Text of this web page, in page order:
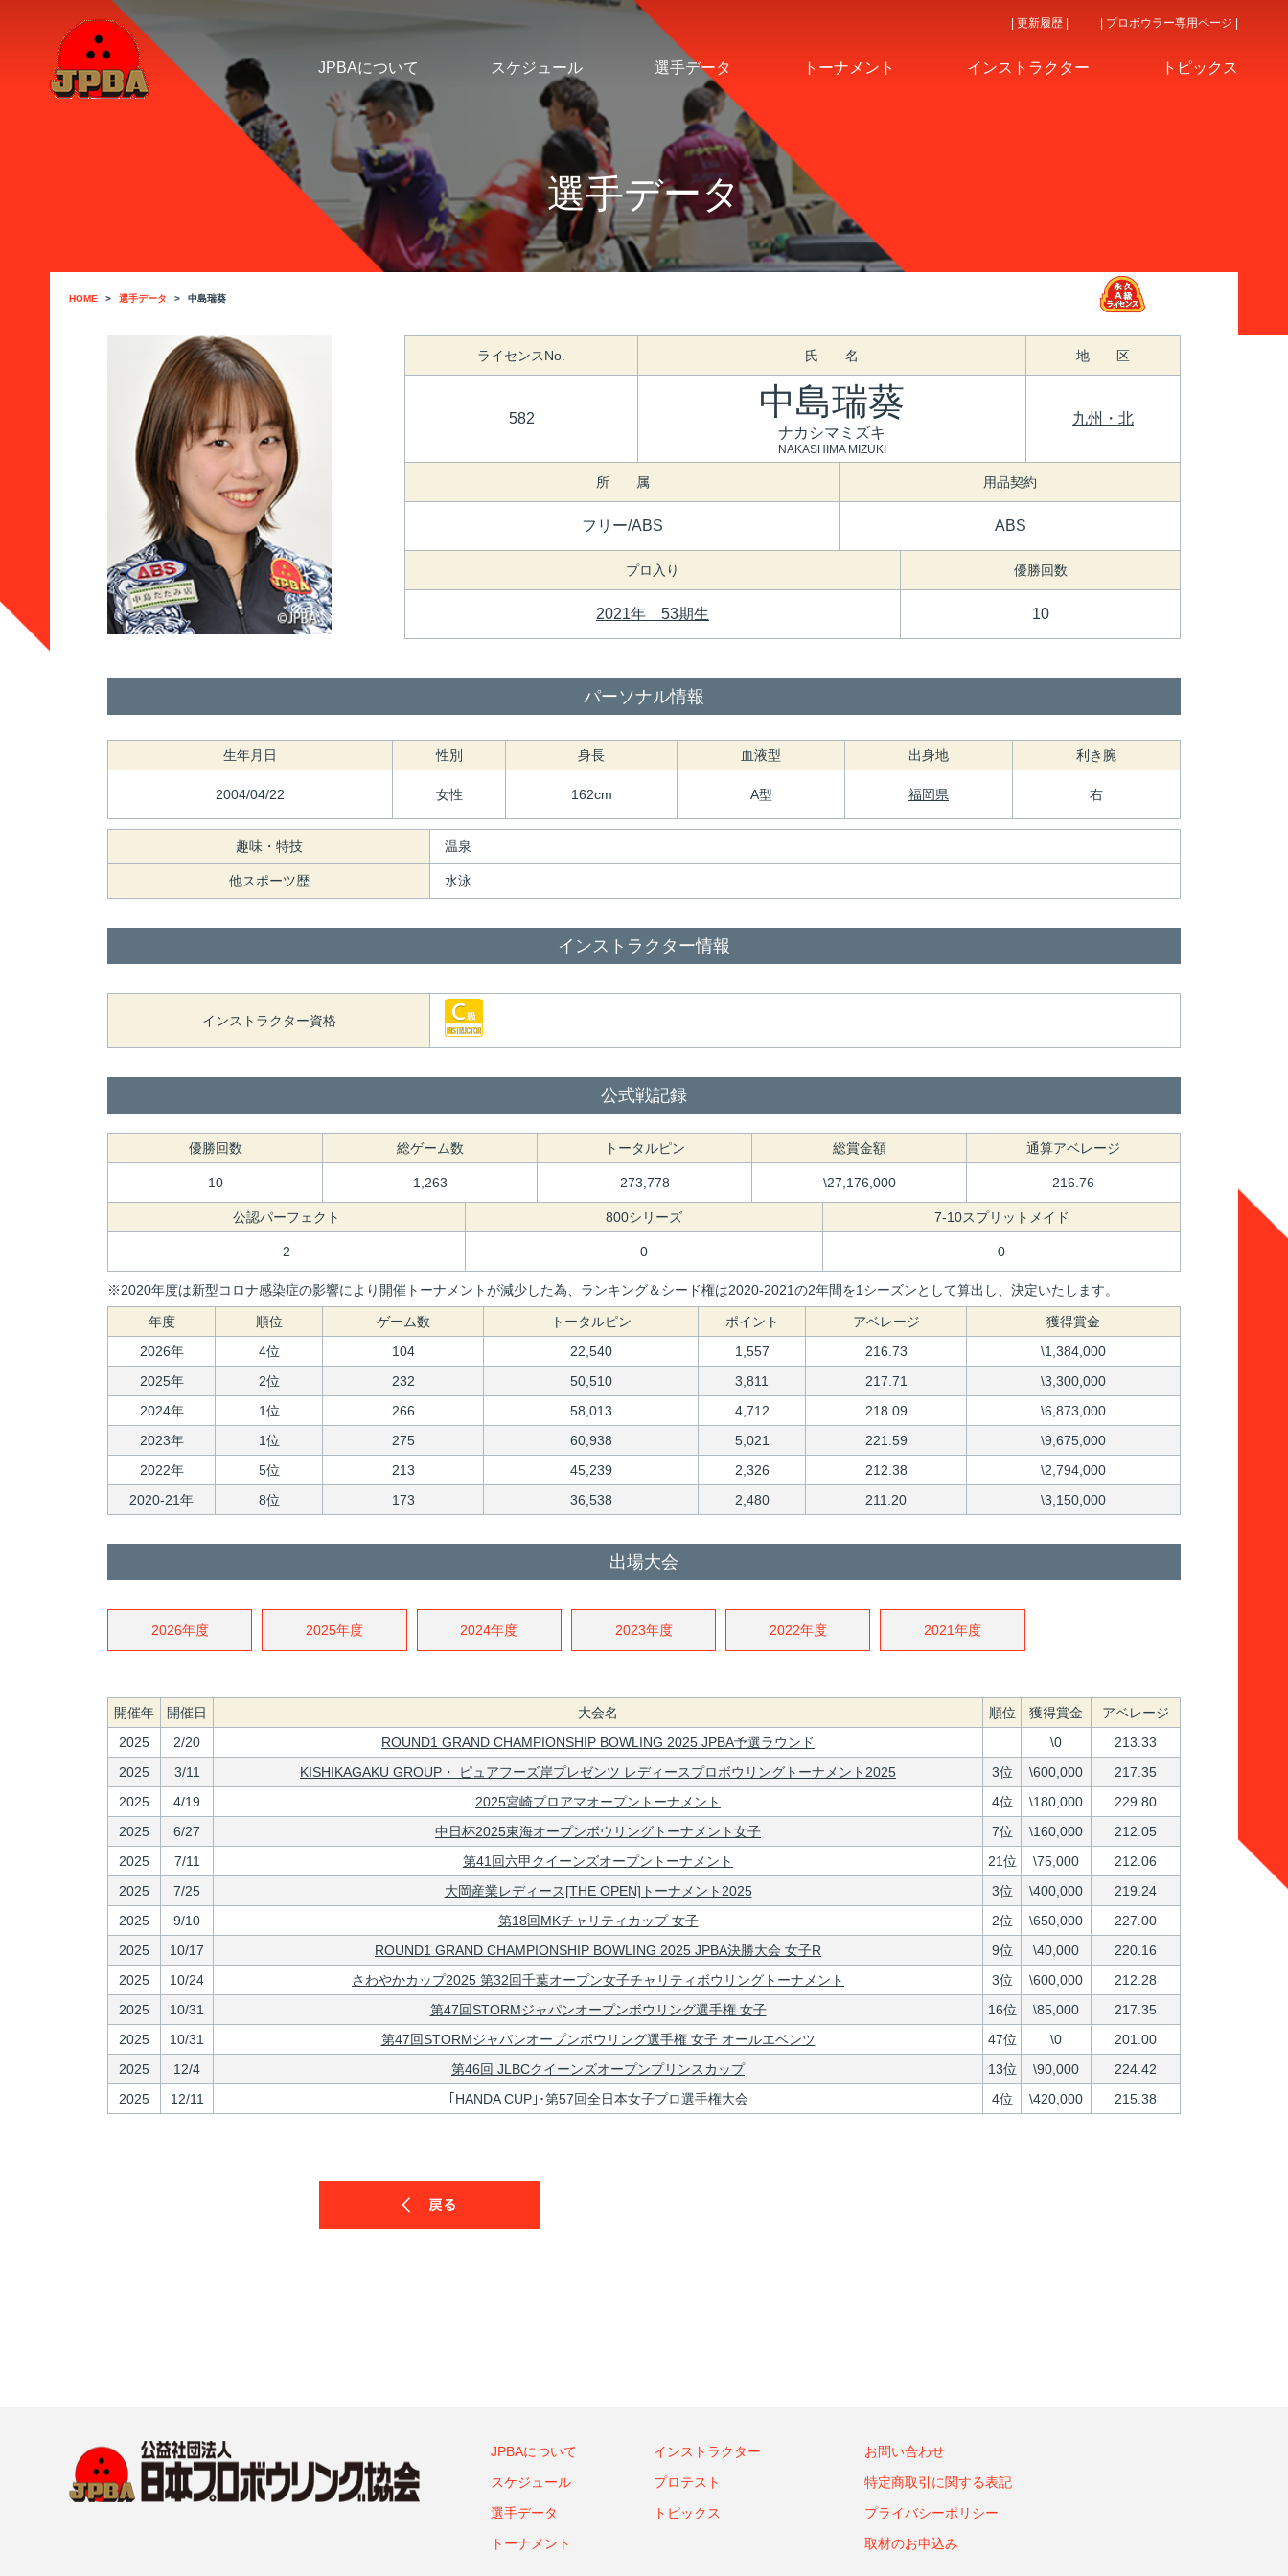
JPBAについて スケジュール 選手データ トーナメント インストラクター トピックス
| 更新履歴 | | プロボウラー専用ページ |
選手データ
HOME 選手データ 中島瑞葵
ライセンスNo. 氏 名 地 区
582 中島瑞葵
ナカシマミズキ
NAKASHIMA MIZUKI
九州・北
所 属 用品契約
フリー/ABS ABS
プロ入り 優勝回数
2021年 53期生 10
パーソナル情報
生年月日 性別 身長 血液型 出身地 利き腕
2004/04/22 女性 162cm A型 福岡県 右
趣味・特技 温泉
他スポーツ歴 水泳
インストラクター情報
インストラクター資格
公式戦記録
優勝回数 総ゲーム数 トータルピン 総賞金額 通算アベレージ
10 1,263 273,778 \27,176,000 216.76
公認パーフェクト 800シリーズ 7-10スプリットメイド
2 0 0
※2020年度は新型コロナ感染症の影響により開催トーナメントが減少した為、ランキング＆シード権は2020-2021の2年間を1シーズンとして算出し、決定いたします。
年度 順位 ゲーム数 トータルピン ポイント アベレージ
獲得賞金
2026年
4位 104 22,540 1,557 216.73
\1,384,000
2025年
2位 232 50,510 3,811 217.71
\3,300,000
2024年
1位 266 58,013 4,712 218.09
\6,873,000
2023年
1位 275 60,938 5,021 221.59
\9,675,000
2022年
5位 213 45,239 2,326 212.38
\2,794,000
2020-21年
8位 173 36,538 2,480 211.20 \3,150,000
出場大会
2026年度 2025年度 2024年度 2023年度 2022年度 2021年度
開催年 開催日 大会名 順位 獲得賞金
アベレージ
2025
2/20 ROUND1 GRAND CHAMPIONSHIP BOWLING 2025 JPBA予選ラウンド \0
213.33
2025
3/11 KISHIKAGAKU GROUP・ ピュアフーズ岸プレゼンツ レディースプロボウリングトーナメント2025 3位 \600,000
217.35
2025
4/19 2025宮崎プロアマオープントーナメント 4位 \180,000
229.80
2025
6/27 中日杯2025東海オープンボウリングトーナメント女子 7位 \160,000
212.05
2025
7/11 第41回六甲クイーンズオープントーナメント 21位 \75,000
212.06
2025
7/25 大岡産業レディース[THE OPEN]トーナメント2025 3位 \400,000
219.24
2025
9/10 第18回MKチャリティカップ 女子 2位 \650,000
227.00
2025
10/17 ROUND1 GRAND CHAMPIONSHIP BOWLING 2025 JPBA決勝大会 女子R 9位 \40,000
220.16
2025
10/24 さわやかカップ2025 第32回千葉オープン女子チャリティボウリングトーナメント 3位 \600,000
212.28
2025
10/31 第47回STORMジャパンオープンボウリング選手権 女子 16位 \85,000
217.35
2025
10/31 第47回STORMジャパンオープンボウリング選手権 女子 オールエベンツ 47位 \0
201.00
2025
12/4 第46回 JLBCクイーンズオープンプリンスカップ 13位 \90,000
224.42
2025
12/11 ｢HANDA CUP｣･第57回全日本女子プロ選手権大会 4位 \420,000 215.38
JPBAについて
スケジュール
選手データ
トーナメント
インストラクター
プロテスト
トピックス
お問い合わせ
特定商取引に関する表記
プライバシーポリシー
取材のお申込み